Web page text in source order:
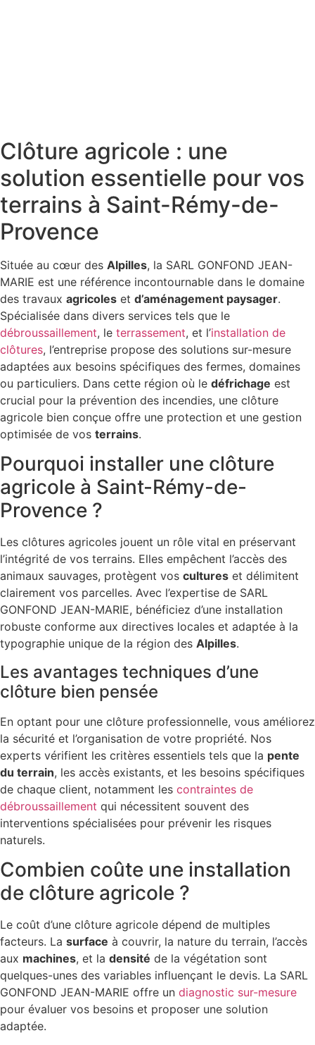
Clôture agricole : une
solution essentielle pour vos
terrains à Saint-Rémy-de-
Provence
Située au cœur des Alpilles, la SARL GONFOND JEAN-
MARIE est une référence incontournable dans le domaine
des travaux agricoles et d’aménagement paysager.
Spécialisée dans divers services tels que le
débroussaillement, le terrassement, et l’installation de
clôtures, l’entreprise propose des solutions sur-mesure
adaptées aux besoins spécifiques des fermes, domaines
ou particuliers. Dans cette région où le défrichage est
crucial pour la prévention des incendies, une clôture
agricole bien conçue offre une protection et une gestion
optimisée de vos terrains.
Pourquoi installer une clôture
agricole à Saint-Rémy-de-
Provence ?
Les clôtures agricoles jouent un rôle vital en préservant
l’intégrité de vos terrains. Elles empêchent l’accès des
animaux sauvages, protègent vos cultures et délimitent
clairement vos parcelles. Avec l’expertise de SARL
GONFOND JEAN-MARIE, bénéficiez d’une installation
robuste conforme aux directives locales et adaptée à la
typographie unique de la région des Alpilles.
Les avantages techniques d’une
clôture bien pensée
En optant pour une clôture professionnelle, vous améliorez
la sécurité et l’organisation de votre propriété. Nos
experts vérifient les critères essentiels tels que la pente
du terrain, les accès existants, et les besoins spécifiques
de chaque client, notamment les contraintes de
débroussaillement qui nécessitent souvent des
interventions spécialisées pour prévenir les risques
naturels.
Combien coûte une installation
de clôture agricole ?
Le coût d’une clôture agricole dépend de multiples
facteurs. La surface à couvrir, la nature du terrain, l’accès
aux machines, et la densité de la végétation sont
quelques-unes des variables influençant le devis. La SARL
GONFOND JEAN-MARIE offre un diagnostic sur-mesure
pour évaluer vos besoins et proposer une solution
adaptée.